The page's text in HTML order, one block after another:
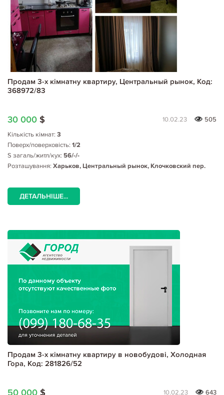
Продам 3-х кімнатну квартиру, Центральный рынок, Код:
368972/83
30 000 $ 10.02.23
505
Кількість кімнат: 3
Поверх/поверховість: 1/2
S загаль/житл/кух: 56/-/-
Розташування: Харьков, Центральный рынок, Клочковский пер.
ДЕТАЛЬНІШЕ...
Продам 3-х кімнатну квартиру в новобудові, Холодная
Гора, Код: 281826/52
50 000 $ 10.02.23 643